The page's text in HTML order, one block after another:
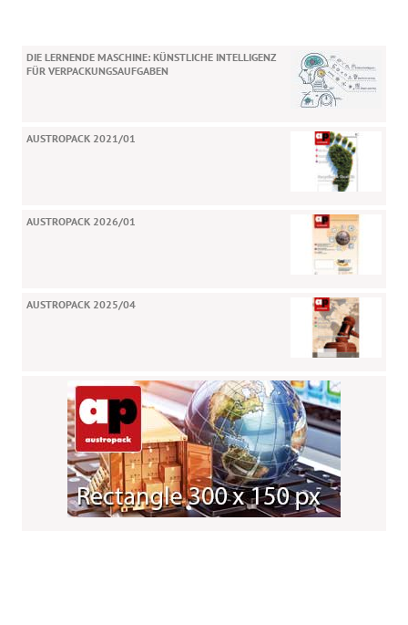
DIE LERNENDE MASCHINE: KÜNSTLICHE INTELLIGENZ
FÜR VERPACKUNGSAUFGABEN
AUSTROPACK 2021/01
AUSTROPACK 2026/01
AUSTROPACK 2025/04